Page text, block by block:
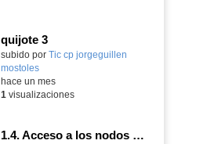
quijote 3
subido por Tic cp jorgeguillen
mostoles-
hace un mes
1 visualizaciones
1.4. Acceso a los nodos de tipo atributo. Parte 3.